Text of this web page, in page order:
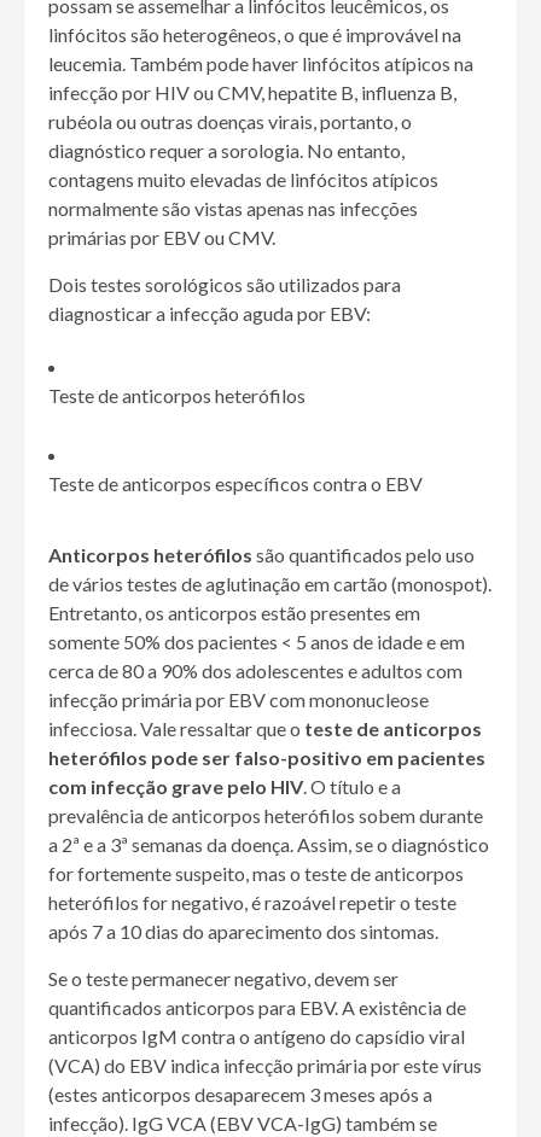
possam se assemelhar a linfócitos leucêmicos, os
linfócitos são heterogêneos, o que é improvável na
leucemia. Também pode haver linfócitos atípicos na
infecção por HIV ou CMV, hepatite B, influenza B,
rubéola ou outras doenças virais, portanto, o
diagnóstico requer a sorologia. No entanto,
contagens muito elevadas de linfócitos atípicos
normalmente são vistas apenas nas infecções
primárias por EBV ou CMV.
Dois testes sorológicos são utilizados para
diagnosticar a infecção aguda por EBV:
Teste de anticorpos heterófilos
Teste de anticorpos específicos contra o EBV
Anticorpos heterófilos são quantificados pelo uso
de vários testes de aglutinação em cartão (monospot).
Entretanto, os anticorpos estão presentes em
somente 50% dos pacientes < 5 anos de idade e em
cerca de 80 a 90% dos adolescentes e adultos com
infecção primária por EBV com mononucleose
infecciosa. Vale ressaltar que o teste de anticorpos
heterófilos pode ser falso-positivo em pacientes
com infecção grave pelo HIV. O título e a
prevalência de anticorpos heterófilos sobem durante
a 2ª e a 3ª semanas da doença. Assim, se o diagnóstico
for fortemente suspeito, mas o teste de anticorpos
heterófilos for negativo, é razoável repetir o teste
após 7 a 10 dias do aparecimento dos sintomas.
Se o teste permanecer negativo, devem ser
quantificados anticorpos para EBV. A existência de
anticorpos IgM contra o antígeno do capsídio viral
(VCA) do EBV indica infecção primária por este vírus
(estes anticorpos desaparecem 3 meses após a
infecção). IgG VCA (EBV VCA-IgG) também se